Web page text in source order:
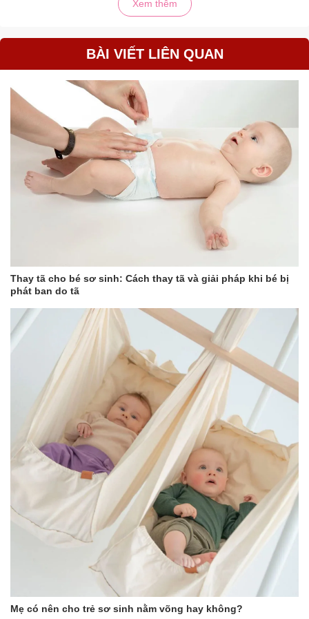
Xem thêm
BÀI VIẾT LIÊN QUAN
Thay tã cho bé sơ sinh: Cách thay tã và giải pháp khi bé bị
phát ban do tã
Mẹ có nên cho trẻ sơ sinh nằm võng hay không?